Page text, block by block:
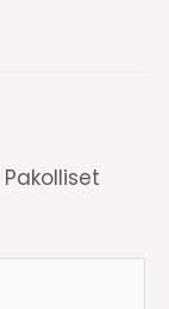
Pakolliset